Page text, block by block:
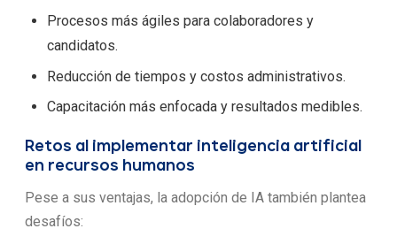
Procesos más ágiles para colaboradores y
candidatos.
Reducción de tiempos y costos administrativos.
Capacitación más enfocada y resultados medibles.
Retos al implementar inteligencia artificial
en recursos humanos
Pese a sus ventajas, la adopción de IA también plantea
desafíos: